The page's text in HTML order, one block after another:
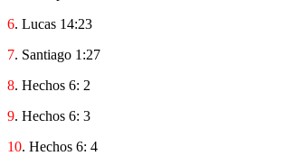
6. Lucas 14:23
7. Santiago 1:27
8. Hechos 6: 2
9. Hechos 6: 3
10. Hechos 6: 4